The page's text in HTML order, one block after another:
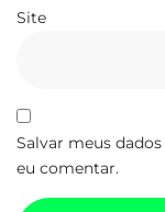
Site
Salvar meus
eu comentar.